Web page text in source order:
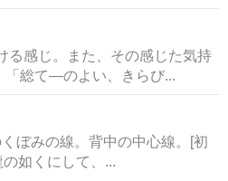
る感じ。また、その感じた気持
「総て―のよい、きらび...
ぼみの線。背中の中心線。[初
如くにして、...